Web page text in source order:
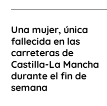
Una mujer, única
fallecida en las
carreteras de
Castilla-La Mancha
durante el fin de
semana